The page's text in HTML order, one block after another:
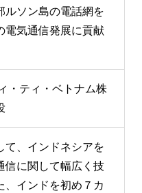
ルソン島の電話網を
電気通信発展に貢献
・ティ・ベトナム株
て、インドネシアを
信に関して幅広く技
、インドを初め７カ